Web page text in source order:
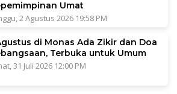
Umat
2 Agustus 2026 19:58 PM
di Monas Ada Zikir dan Doa
Terbuka untuk Umum
31 Juli 2026 12:00 PM